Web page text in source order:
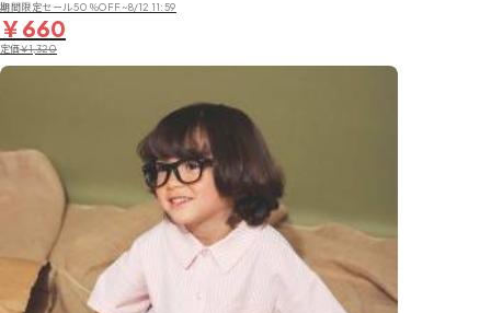
期間限定セール50％OFF~8/12 11:59
￥660
定価￥1,320